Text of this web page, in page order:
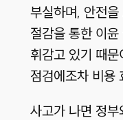
부실하며, 안전
절감을 통한 이
휘감고 있기 때
점검에조차 비용
사고가 나면 정